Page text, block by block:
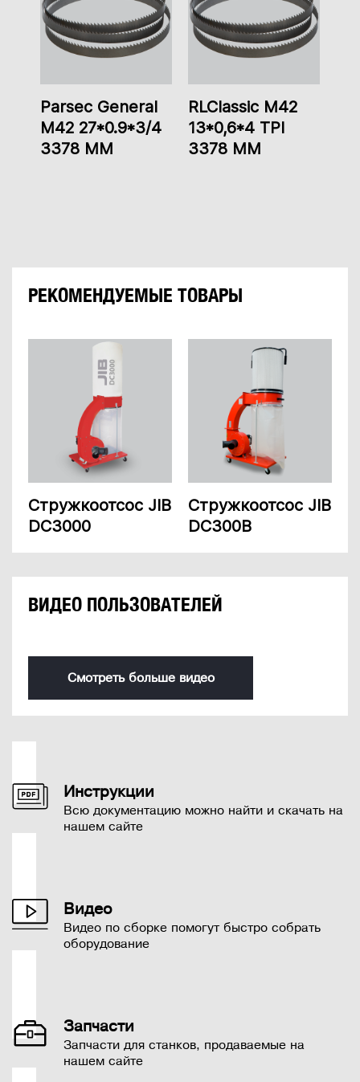
Parsec General
M42 27*0.9*3/4
3378 ММ
RLClassic M42
13*0,6*4 TPI
3378 ММ
РЕКОМЕНДУЕМЫЕ ТОВАРЫ
Стружкоотсос JIB
DC3000
Стружкоотсос JIB
DC300B
ВИДЕО ПОЛЬЗОВАТЕЛЕЙ
Смотреть больше видео
Инструкции
Всю документацию можно найти и скачать на
нашем сайте
Видео
Видео по сборке помогут быстро собрать
оборудование
Запчасти
Запчасти для станков, продаваемые на
нашем сайте